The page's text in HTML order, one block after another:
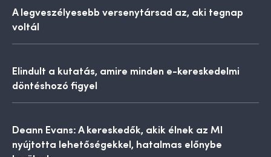
A legveszélyesebb versenytársad az, aki tegnap
voltál
Elindult a kutatás, amire minden e-kereskedelmi
döntéshozó figyel
Deann Evans: A kereskedők, akik élnek az MI
nyújtotta lehetőségekkel, hatalmas előnybe